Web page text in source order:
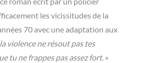
les vicissitudes de la
70 avec une adaptation aux
violence ne résout pas tes
tu ne frappes pas assez fort. »